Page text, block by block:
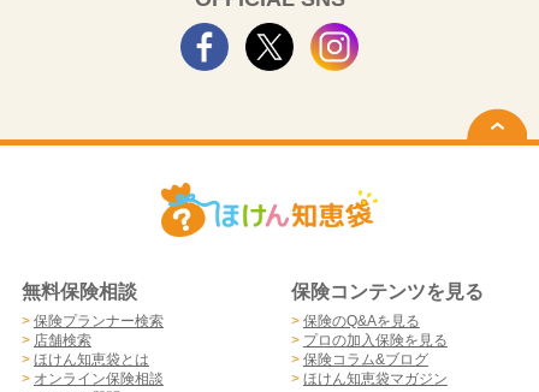
無料保険相談
> 保険プランナー検索
> 店舗検索
> ほけん知恵袋とは
> オンライン保険相談
保険コンテンツを見る
> 保険のQ&Aを見る
> プロの加入保険を見る
> 保険コラム&ブログ
> ほけん知恵袋マガジン